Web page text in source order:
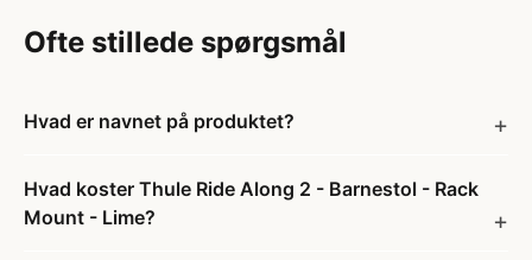
Ofte stillede spørgsmål
Hvad er navnet på produktet?
Hvad koster Thule Ride Along 2 - Barnestol - Rack
Mount - Lime?